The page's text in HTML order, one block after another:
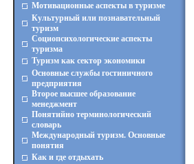
Мотивационные аспекты в туризме
Культурный или познавательный
туризм
Социопсихологические аспекты
туризма
Туризм как сектор экономики
Основные службы гостиничного
предприятия
Второе высшее образование
менеджмент
Понятийно терминологический
словарь
Международный туризм. Основные
понятия
Как и где отдыхать